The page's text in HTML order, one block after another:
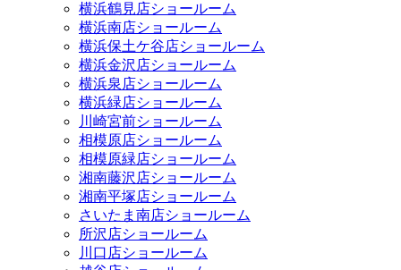
横浜鶴見店ショールーム
横浜南店ショールーム
横浜保土ケ谷店ショールーム
横浜金沢店ショールーム
横浜泉店ショールーム
横浜緑店ショールーム
川崎宮前ショールーム
相模原店ショールーム
相模原緑店ショールーム
湘南藤沢店ショールーム
湘南平塚店ショールーム
さいたま南店ショールーム
所沢店ショールーム
川口店ショールーム